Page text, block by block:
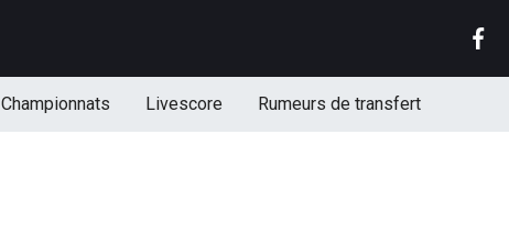
Championnats Livescore Rumeurs de transfert